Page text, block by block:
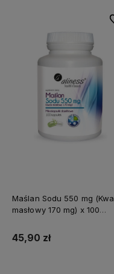
Maślan Sodu 550 mg
masłowy 170 mg) x 100
45,90 zł